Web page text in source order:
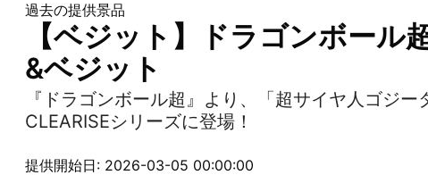
過去の提供景品
【ベジット】ドラゴンボール
&ベジット
『ドラゴンボール超』より、「超サイヤ人ゴジ
CLEARISEシリーズに登場！
提供開始日: 2026-03-05 00:00:00